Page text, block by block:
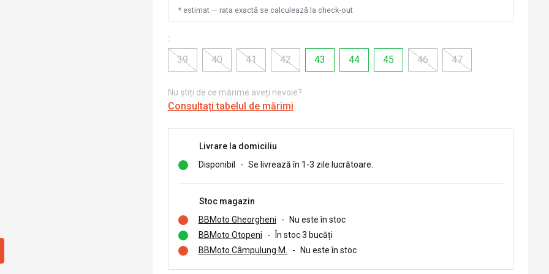
* estimat — rata exactă se calculează la check-out
:
39
40 41 42 43 44 45 46 47
Nu știți de ce mărime aveți nevoie?
Consultați tabelul de mărimi
Livrare la domiciliu
Disponibil
- Se livrează în 1-3 zile lucrătoare.
Stoc magazin
BBMoto Gheorgheni
-
Nu este în stoc
BBMoto Otopeni
-
În stoc 3 bucăți
BBMoto Câmpulung M.
- Nu este în stoc